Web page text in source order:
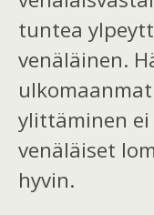
tuntea
venäläinen.
ylittäminen
venäläiset
hyvin.